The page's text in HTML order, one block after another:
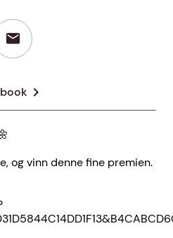
mail
chevron_right
og vinn denne fine premien.